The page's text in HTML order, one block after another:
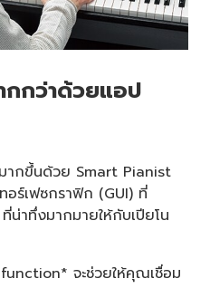
กกว่าด้วยแอป
ากขึ้นด้วย Smart Pianist
อร์เฟซกราฟิก (GUI) ที่
าทึ่งมากมายให้กับเปียโน
จะช่วยให้คุณเชื่อม